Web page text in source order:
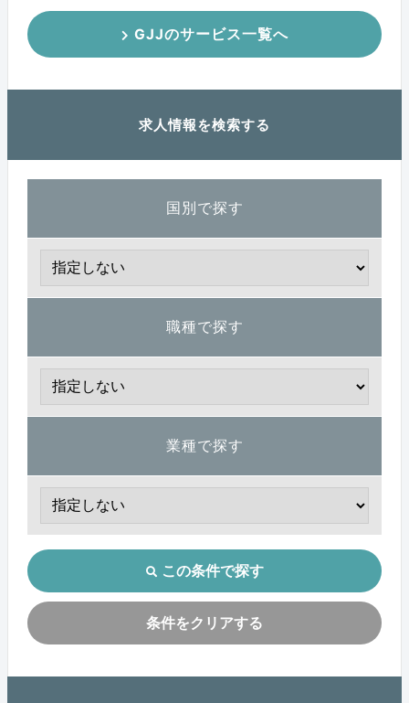
GJJのサービス一覧へ
求人情報を検索する
国別で探す
職種で探す
業種で探す
この条件で探す
条件をクリアする